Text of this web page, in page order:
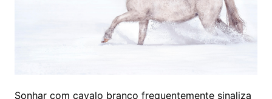
Sonhar com cavalo branco frequentemente sinaliza